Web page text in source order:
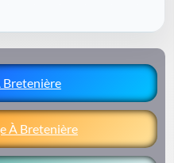
Bretenière
À Bretenière